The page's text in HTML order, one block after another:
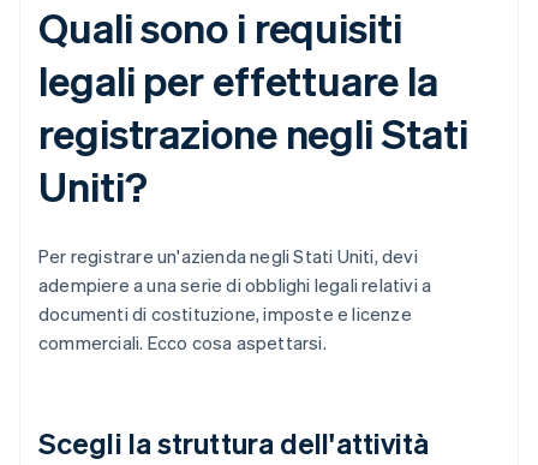
Quali sono i requisiti
legali per effettuare la
registrazione negli Stati
Uniti?
Per registrare un'azienda negli Stati Uniti, devi
adempiere a una serie di obblighi legali relativi a
documenti di costituzione, imposte e licenze
commerciali. Ecco cosa aspettarsi.
Scegli la struttura dell'attività